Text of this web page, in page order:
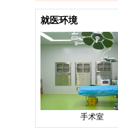
就医环境
手术室